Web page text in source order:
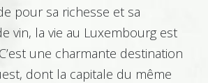
Bâtiment – Construction
pour sa richesse et sa
vin, la vie au Luxembourg est
une charmante destination
dont la capitale du même